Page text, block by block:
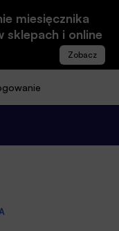
miesięcznika
sklepach i online